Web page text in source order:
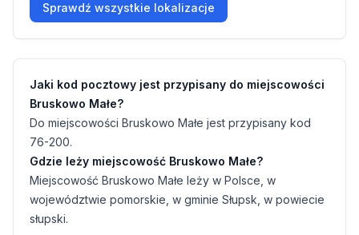
Sprawdź wszystkie lokalizacje
Jaki kod pocztowy jest przypisany do miejscowości
Bruskowo Małe?
Do miejscowości Bruskowo Małe jest przypisany kod
76-200.
Gdzie leży miejscowość Bruskowo Małe?
Miejscowość Bruskowo Małe leży w Polsce, w
województwie pomorskie, w gminie Słupsk, w powiecie
słupski.